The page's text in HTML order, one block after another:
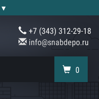
▾
+7 (343) 312-29-18
info@snabdepo.ru
0